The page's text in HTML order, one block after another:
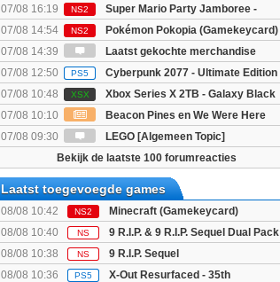
07/08 16:19
NS2
Super Mario Party Jamboree -
Nintendo Switch 2 Edition
07/08 14:54 NS2
Pokémon Pokopia (Gamekeycard)
07/08 14:39
Laatst gekochte merchandise
07/08 12:50
PS5
Cyberpunk 2077 - Ultimate Edition
07/08 10:48
XSX
Xbox Series X 2TB - Galaxy Black
Special Edition
07/08 10:10
Beacon Pines en We Were Here
Together (PC) Gratis
07/08 09:30
LEGO [Algemeen Topic]
Bekijk de laatste 100 forumreacties
Laatst toegevoegde games
08/08 10:42 NS2
Minecraft (Gamekeycard)
08/08 10:40
NS
9 R.I.P. & 9 R.I.P. Sequel Dual Pack
08/08 10:38
NS
9 R.I.P. Sequel
08/08 10:36
PS5 X-Out Resurfaced - 35th